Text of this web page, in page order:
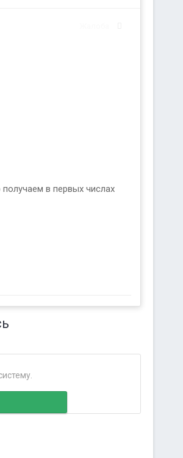
в первых числах